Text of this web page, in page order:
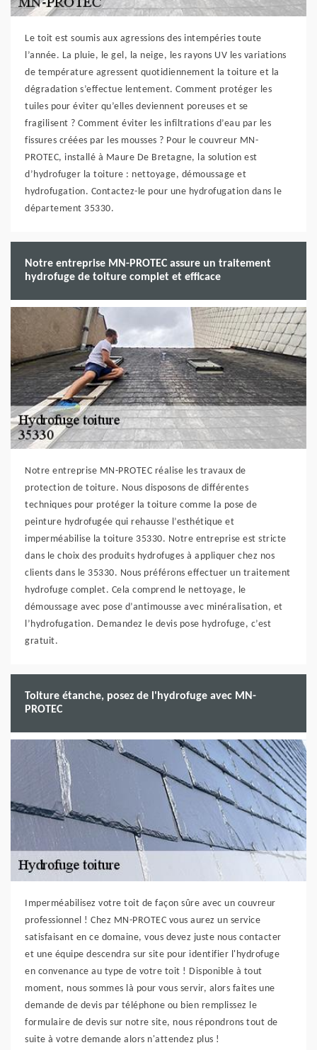
Le toit est soumis aux agressions des intempéries toute
l’année. La pluie, le gel, la neige, les rayons UV les variations
de température agressent quotidiennement la toiture et la
dégradation s’effectue lentement. Comment protéger les
tuiles pour éviter qu’elles deviennent poreuses et se
fragilisent ? Comment éviter les infiltrations d’eau par les
fissures créées par les mousses ? Pour le couvreur MN-
PROTEC, installé à Maure De Bretagne, la solution est
d’hydrofuger la toiture : nettoyage, démoussage et
hydrofugation. Contactez-le pour une hydrofugation dans le
département 35330.
Notre entreprise MN-PROTEC assure un traitement
hydrofuge de toiture complet et efficace
Notre entreprise MN-PROTEC réalise les travaux de
protection de toiture. Nous disposons de différentes
techniques pour protéger la toiture comme la pose de
peinture hydrofugée qui rehausse l’esthétique et
imperméabilise la toiture 35330. Notre entreprise est stricte
dans le choix des produits hydrofuges à appliquer chez nos
clients dans le 35330. Nous préférons effectuer un traitement
hydrofuge complet. Cela comprend le nettoyage, le
démoussage avec pose d’antimousse avec minéralisation, et
l’hydrofugation. Demandez le devis pose hydrofuge, c’est
gratuit.
Toiture étanche, posez de l'hydrofuge avec MN-
PROTEC
Imperméabilisez votre toit de façon sûre avec un couvreur
professionnel ! Chez MN-PROTEC vous aurez un service
satisfaisant en ce domaine, vous devez juste nous contacter
et une équipe descendra sur site pour identifier l'hydrofuge
en convenance au type de votre toit ! Disponible à tout
moment, nous sommes là pour vous servir, alors faites une
demande de devis par téléphone ou bien remplissez le
formulaire de devis sur notre site, nous répondrons tout de
suite à votre demande alors n'attendez plus !